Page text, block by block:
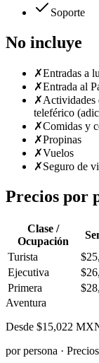
Soporte
No incluye
✗Entradas a
✗Entrada al
✗Actividades
teleférico
✗Comidas y
✗Propinas
✗Vuelos
✗Seguro de
Precios por
Clase /
Ocupación
Turista
Ejecutiva
Primera
Aventura
Desde $15,022
por persona ·